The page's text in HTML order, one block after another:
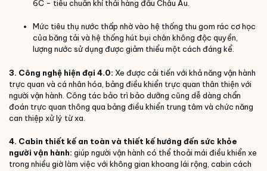
6C - tiêu chuẩn khí thải hàng đầu Châu Âu.
Mức tiêu thụ nước thấp nhờ vào hệ thống thu gom rác cơ học
của băng tải và hệ thống hút bụi chân không độc quyền,
lượng nước sử dụng được giảm thiểu một cách đáng kể.
3. Công nghệ hiện đại 4.0: Xe được cải tiến với khả năng vận hành
trực quan và cá nhân hóa, bảng điều khiển trực quan thân thiện với
người vận hành. Công tác bảo trì bảo dưỡng cũng dễ dàng chẩn
đoán trực quan thông qua bảng điều khiển trung tâm và chức năng
can thiệp xử lý từ xa.
4. Cabin thiết kế an toàn và thiết kế hướng đến sức khỏe
người vận hành: giúp người vận hành có thể thoải mái điều khiển xe
trong nhiều giờ làm việc với không gian khoang lái rộng, cabin cách